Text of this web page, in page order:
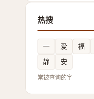
热搜
一 爱 福
静
安
常被查询的字